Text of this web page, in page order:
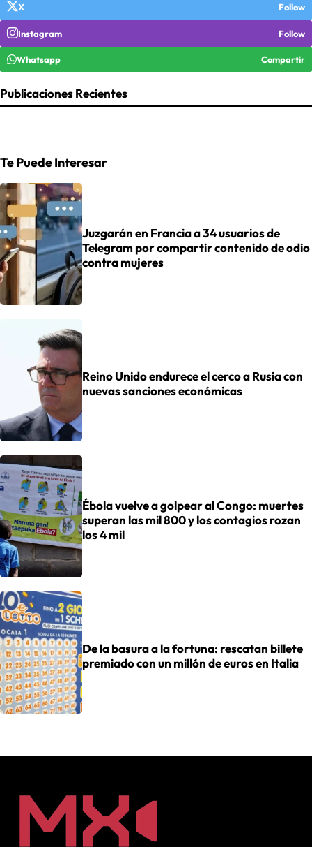
X Follow
Instagram Follow
Whatsapp Compartir
Publicaciones Recientes
Te Puede Interesar
Juzgarán en Francia a 34 usuarios de
Telegram por compartir contenido de odio
contra mujeres
Reino Unido endurece el cerco a Rusia con
nuevas sanciones económicas
Ébola vuelve a golpear al Congo: muertes
superan las mil 800 y los contagios rozan
los 4 mil
De la basura a la fortuna: rescatan billete
premiado con un millón de euros en Italia